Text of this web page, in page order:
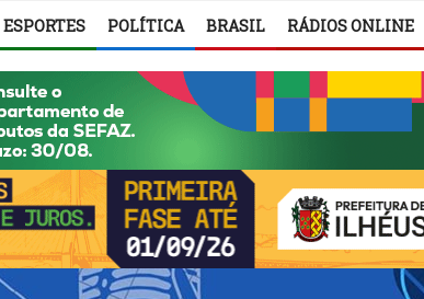
ESPORTES POLÍTICA BRASIL RÁDIOS ONLINE